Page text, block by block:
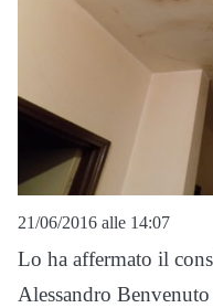
21/06/2016 alle 14:07
Lo ha affermato il
Alessandro